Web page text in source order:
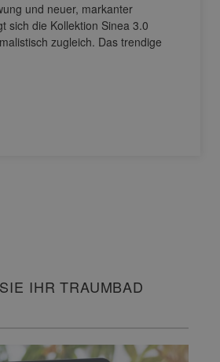
und neuer, markanter
sich die Kollektion Sinea 3.0
zugleich. Das trendige
IHR TRAUMBAD